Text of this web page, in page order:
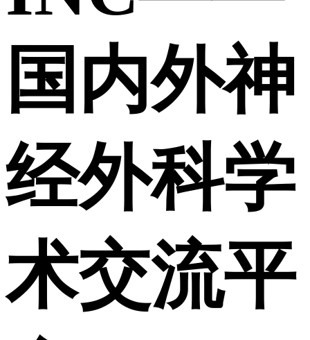
国内外神
经外科学
术交流平